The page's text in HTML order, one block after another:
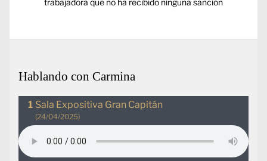
trabajadora que no ha recibido ninguna sanción
Hablando con Carmina
Sala Expositiva Gran Capitán
(24/04/2025)